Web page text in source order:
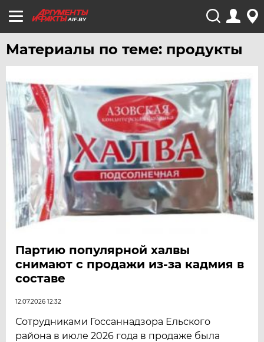
AIF.BY
Материалы по теме: продукты
Партию популярной халвы
снимают с продажи из-за кадмия в
составе
12.07.2026 12:32
Сотрудниками Госсаннадзора Ельского
района в июле 2026 года в продаже была